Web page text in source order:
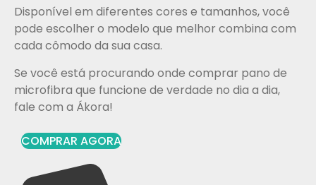
Disponível em diferentes cores e tamanhos, você
pode escolher o modelo que melhor combina com
cada cômodo da sua casa.
Se você está procurando onde comprar pano de
microfibra que funcione de verdade no dia a dia,
fale com a Ákora!
COMPRAR AGORA